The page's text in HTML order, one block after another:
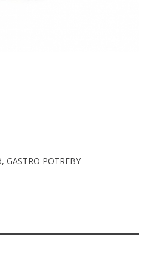
, GASTRO POTREBY